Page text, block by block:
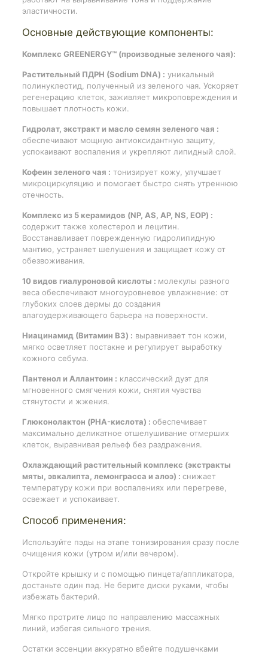
эластичности.
Основные действующие компоненты:
Комплекс GREENERGY™ (производные зеленого чая):
Растительный ПДРН (Sodium DNA) : уникальный
полинуклеотид, полученный из зеленого чая. Ускоряет
регенерацию клеток, заживляет микроповреждения и
повышает плотность кожи.
Гидролат, экстракт и масло семян зеленого чая :
обеспечивают мощную антиоксидантную защиту,
успокаивают воспаления и укрепляют липидный слой.
Кофеин зеленого чая : тонизирует кожу, улучшает
микроциркуляцию и помогает быстро снять утреннюю
отечность.
Комплекс из 5 керамидов (NP, AS, AP, NS, EOP) :
содержит также холестерол и лецитин.
Восстанавливает поврежденную гидролипидную
мантию, устраняет шелушения и защищает кожу от
обезвоживания.
10 видов гиалуроновой кислоты : молекулы разного
веса обеспечивают многоуровневое увлажнение: от
глубоких слоев дермы до создания
влагоудерживающего барьера на поверхности.
Ниацинамид (Витамин B3) : выравнивает тон кожи,
мягко осветляет постакне и регулирует выработку
кожного себума.
Пантенол и Аллантоин : классический дуэт для
мгновенного смягчения кожи, снятия чувства
стянутости и жжения.
Глюконолактон (PHA-кислота) : обеспечивает
максимально деликатное отшелушивание отмерших
клеток, выравнивая рельеф без раздражения.
Охлаждающий растительный комплекс (экстракты
мяты, эвкалипта, лемонграсса и алоэ) : снижает
температуру кожи при воспалениях или перегреве,
освежает и успокаивает.
Способ применения:
Используйте пэды на этапе тонизирования сразу после
очищения кожи (утром и/или вечером).
Откройте крышку и с помощью пинцета/аппликатора,
достаньте один пэд. Не берите диски руками, чтобы
избежать бактерий.
Мягко протрите лицо по направлению массажных
линий, избегая сильного трения.
Остатки эссенции аккуратно вбейте подушечками